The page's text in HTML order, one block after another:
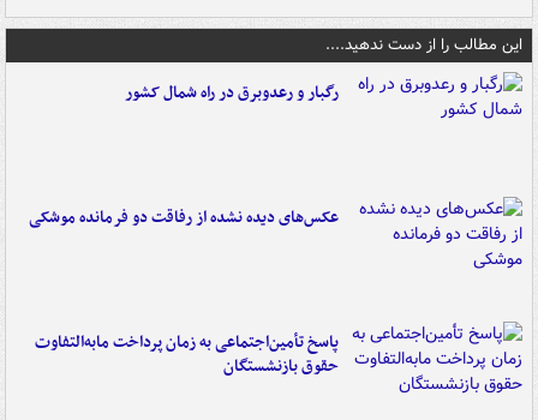
این مطالب را از دست ندهید....
رگبار و رعدوبرق در راه شمال کشور
عکس‌های دیده نشده از رفاقت دو فرمانده‌ موشکی
پاسخ تأمین‌اجتماعی به زمان پرداخت مابه‌التفاوت
حقوق بازنشستگان